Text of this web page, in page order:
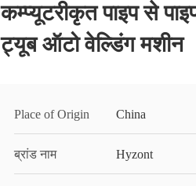
कम्प्यूटरीकृत पाइप से
ट्यूब ऑटो वेल्डिंग मशीन
Place of Origin China
ब्रांड नाम Hyzont